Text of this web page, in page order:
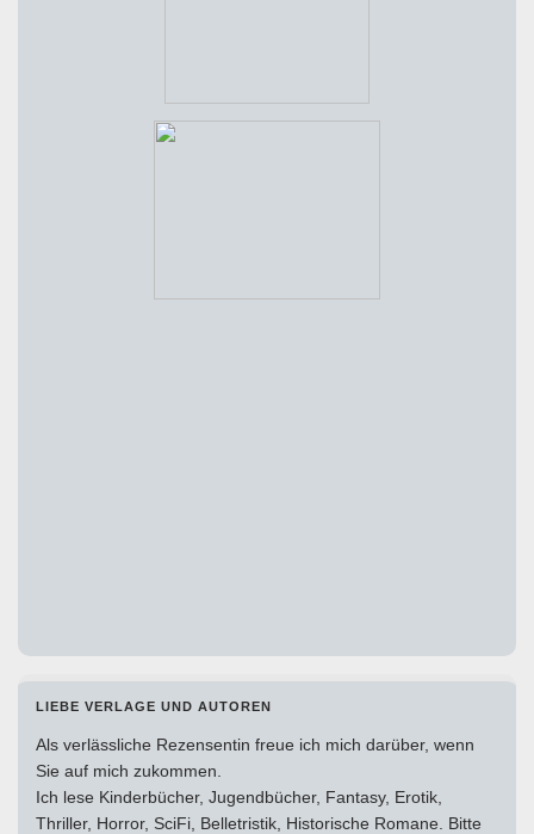
LIEBE VERLAGE UND AUTOREN
Als verlässliche Rezensentin freue ich mich darüber, wenn
Sie auf mich zukommen.
Ich lese Kinderbücher, Jugendbücher, Fantasy, Erotik,
Thriller, Horror, SciFi, Belletristik, Historische Romane. Bitte